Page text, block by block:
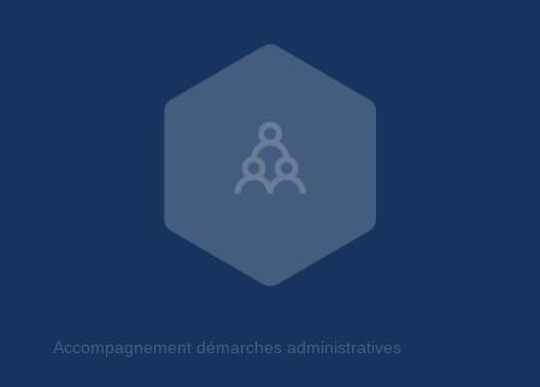
Accompagnement démarches administratives